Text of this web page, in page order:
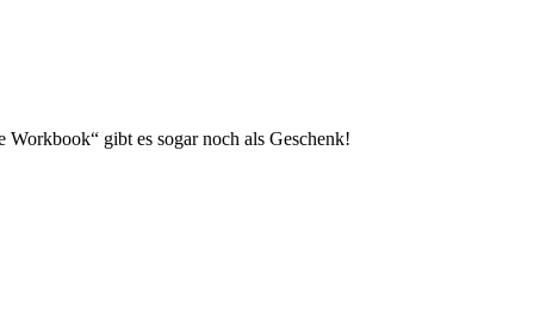
gibt es sogar noch als Geschenk!